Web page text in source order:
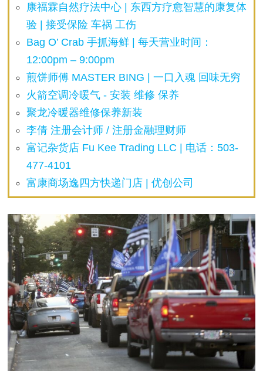
康福霖自然疗法中心 | 东西方疗愈智慧的康复体
验 | 接受保险 车祸 工伤
Bag O’ Crab 手抓海鲜 | 每天营业时间：
12:00pm – 9:00pm
煎饼师傅 MASTER BING | 一口入魂 回味无穷
火箭空调冷暖气 - 安装 维修 保养
聚龙冷暖器维修保养新装
李倩 注册会计师 / 注册金融理财师
富记杂货店 Fu Kee Trading LLC | 电话：503-
477-4101
富康商场逸四方快递门店 | 优创公司